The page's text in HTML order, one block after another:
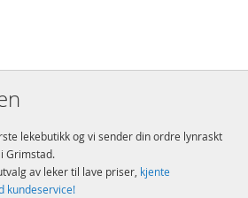
Aquabeads
lekebutikk og vi sender din ordre lynraskt
Grimstad.
av leker til lave priser, kjente
kundeservice!